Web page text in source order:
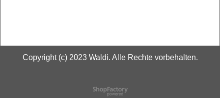
Copyright (c) 2023 Waldi. Alle Rechte vorbehalten.
WebShop erstellt mit
ShopFactory Shop